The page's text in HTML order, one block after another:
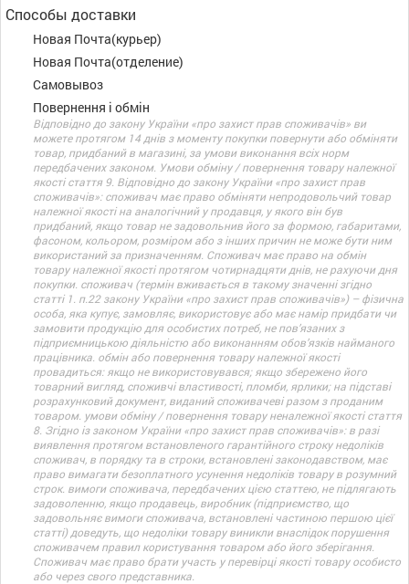
Способы доставки
Новая Почта(курьер)
Новая Почта(отделение)
Самовывоз
Повернення і обмін
Відповідно до закону України «про захист прав споживачів» ви
можете протягом 14 днів з моменту покупки повернути або обміняти
товар, придбаний в магазині, за умови виконання всіх норм
передбачених законом. Умови обміну / повернення товару належної
якості стаття 9. Відповідно до закону України «про захист прав
споживачів»: споживач має право обміняти непродовольчий товар
належної якості на аналогічний у продавця, у якого він був
придбаний, якщо товар не задовольнив його за формою, габаритами,
фасоном, кольором, розміром або з інших причин не може бути ним
використаний за призначенням. Споживач має право на обмін
товару належної якості протягом чотирнадцяти днів, не рахуючи дня
покупки. споживач (термін вживається в такому значенні згідно
статті 1. п.22 закону України «про захист прав споживачів») – фізична
особа, яка купує, замовляє, використовує або має намір придбати чи
замовити продукцію для особистих потреб, не пов’язаних з
підприємницькою діяльністю або виконанням обов’язків найманого
працівника. обмін або повернення товару належної якості
провадиться: якщо не використовувався; якщо збережено його
товарний вигляд, споживчі властивості, пломби, ярлики; на підставі
розрахунковий документ, виданий споживачеві разом з проданим
товаром. умови обміну / повернення товару неналежної якості стаття
8. Згідно із законом України «про захист прав споживачів»: в разі
виявлення протягом встановленого гарантійного строку недоліків
споживач, в порядку та в строки, встановлені законодавством, має
право вимагати безоплатного усунення недоліків товару в розумний
строк. вимоги споживача, передбачених цією статтею, не підлягають
задоволенню, якщо продавець, виробник (підприємство, що
задовольняє вимоги споживача, встановлені частиною першою цієї
статті) доведуть, що недоліки товару виникли внаслідок порушення
споживачем правил користування товаром або його зберігання.
Споживач має право брати участь у перевірці якості товару особисто
або через свого представника.